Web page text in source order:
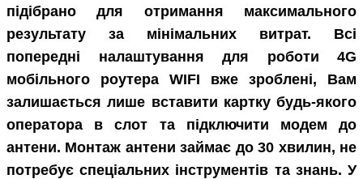
підібрано для отримання максимального
результату за мінімальних витрат. Всі
попередні налаштування для роботи 4G
мобільного роутера WIFI вже зроблені, Вам
залишається лише вставити картку будь-якого
оператора в слот та підключити модем до
антени. Монтаж антени займає до 30 хвилин, не
потребує спеціальних інструментів та знань. У